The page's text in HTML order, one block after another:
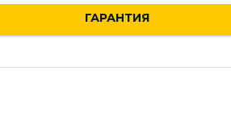
ГАРАНТИЯ